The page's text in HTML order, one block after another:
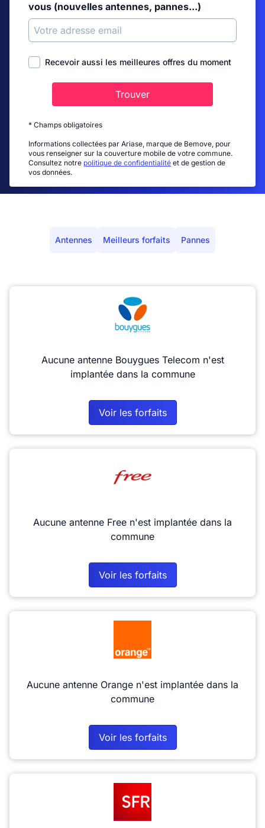
vous (nouvelles antennes, pannes...)
Recevoir aussi les meilleures offres du moment
Trouver
* Champs obligatoires
Informations collectées par Ariase, marque de Bemove, pour
vous renseigner sur la couverture mobile de votre commune.
Consultez notre politique de confidentialité et de gestion de
vos données.
Antennes Meilleurs forfaits Pannes
Aucune antenne Bouygues Telecom n'est
implantée dans la commune
Voir les forfaits
Aucune antenne Free n'est implantée dans la
commune
Voir les forfaits
Aucune antenne Orange n'est implantée dans la
commune
Voir les forfaits